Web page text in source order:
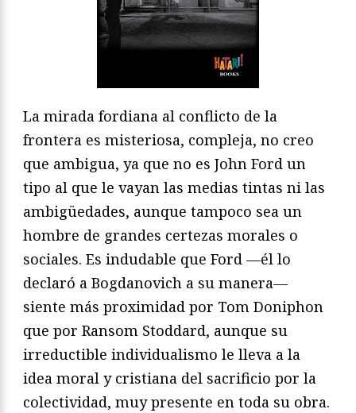
La mirada fordiana al conflicto de la
frontera es misteriosa, compleja, no creo
que ambigua, ya que no es John Ford un
tipo al que le vayan las medias tintas ni las
ambigüedades, aunque tampoco sea un
hombre de grandes certezas morales o
sociales. Es indudable que Ford —él lo
declaró a Bogdanovich a su manera—
siente más proximidad por Tom Doniphon
que por Ransom Stoddard, aunque su
irreductible individualismo le lleva a la
idea moral y cristiana del sacrificio por la
colectividad, muy presente en toda su obra.